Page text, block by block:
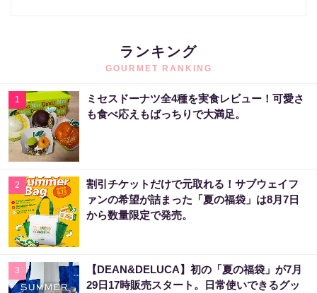
ランキング
GOURMET RANKING
1
ミセスドーナツ全4種を実食レビュー！可愛さ
も食べ応えもばっちりで大満足。
2
割引チケットだけで元取れる！サブウェイフ
ァンの希望が詰まった「夏の福袋」は8月7日
から数量限定で発売。
3
【DEAN&DELUCA】初の「夏の福袋」が7月
29日17時販売スタート。日常使いできるグッ